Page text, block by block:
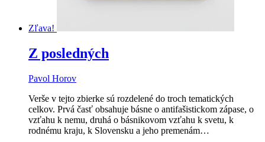
Zľava!
Z posledných
Pavol Horov
Verše v tejto zbierke sú rozdelené do troch tematických
celkov. Prvá časť obsahuje básne o antifašistickom zápase, o
vzťahu k nemu, druhá o básnikovom vzťahu k svetu, k
rodnému kraju, k Slovensku a jeho premenám…